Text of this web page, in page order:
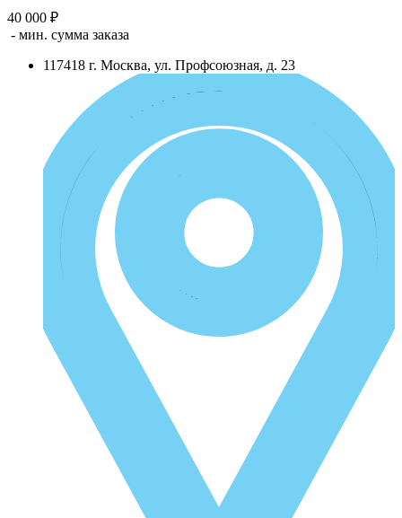
40 000 ₽
- мин. сумма заказа
117418 г. Москва, ул. Профсоюзная, д. 23